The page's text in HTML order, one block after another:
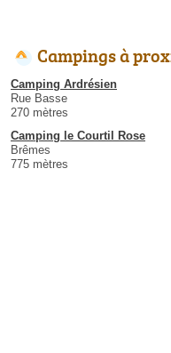
Campings à
Camping Ardrésien
Rue Basse
270 mètres
Camping le Courtil Rose
Brêmes
775 mètres